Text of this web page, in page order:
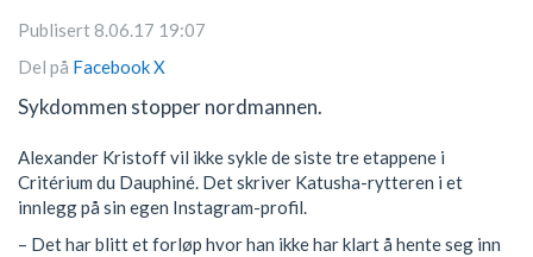
Publisert 8.06.17 19:07
Del på FacebookX
Sykdommen stopper nordmannen.
Alexander Kristoff vil ikke sykle de siste tre etappene i
Critérium du Dauphiné. Det skriver Katusha-rytteren i et
innlegg på sin egen Instagram-profil.
– Det har blitt et forløp hvor han ikke har klart å hente seg inn